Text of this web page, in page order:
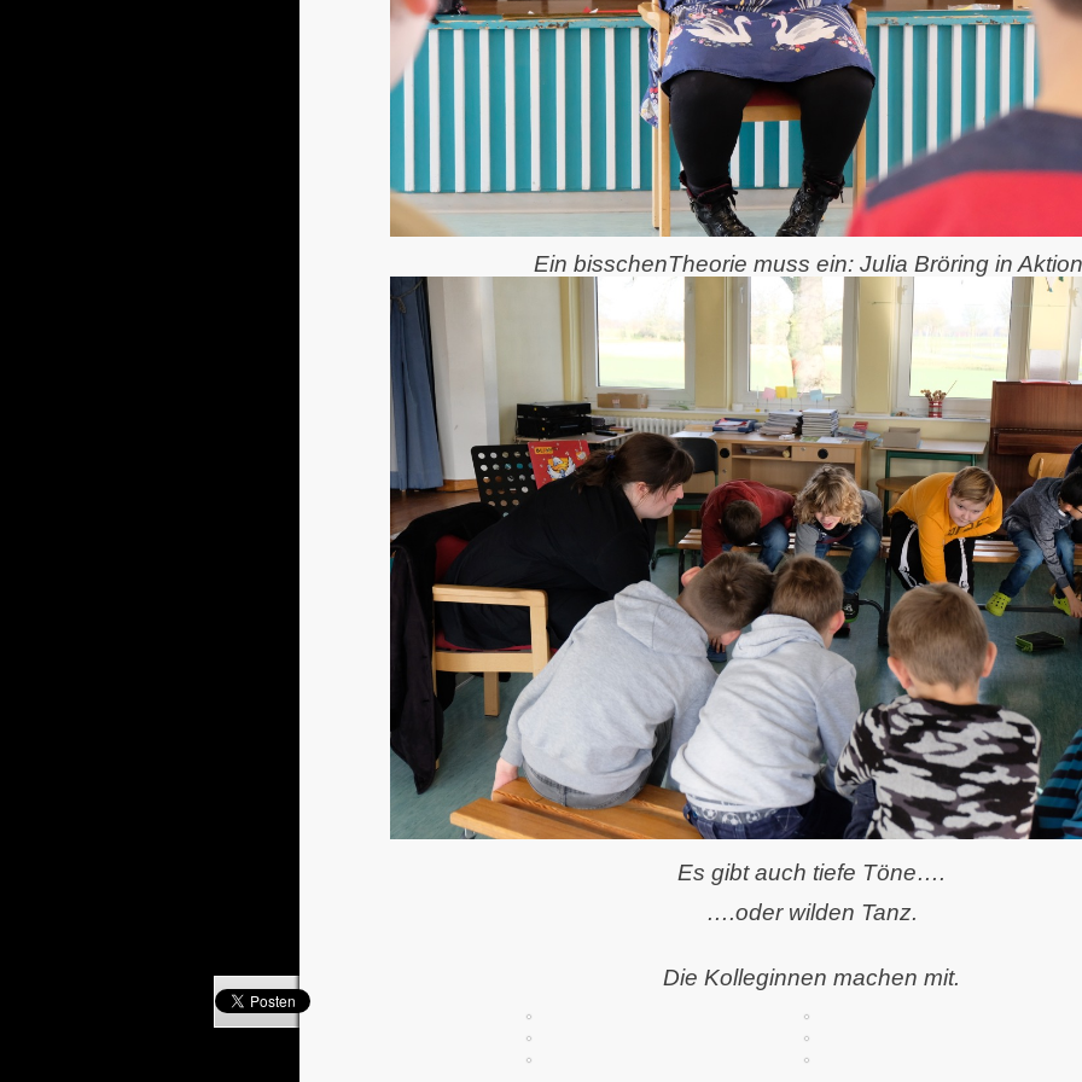
Ein bisschenTheorie muss ein: Julia Bröring in
Es gibt auch tiefe Töne….
….oder wilden Tanz.
Die Kolleginnen machen mit.